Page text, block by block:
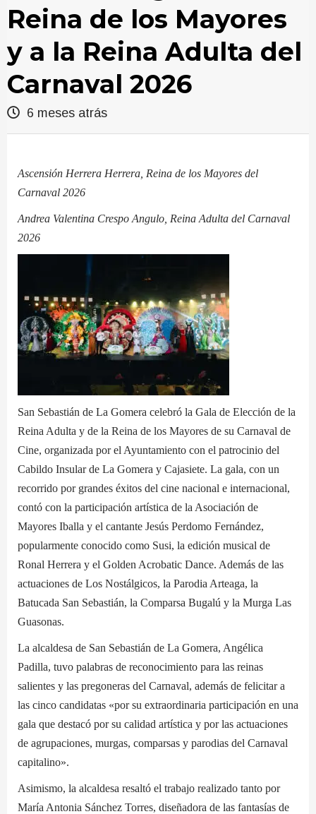
Reina de los Mayores
y a la Reina Adulta del
Carnaval 2026
6 meses atrás
Ascensión Herrera Herrera, Reina de los Mayores del
Carnaval 2026
Andrea Valentina Crespo Angulo, Reina Adulta del Carnaval
2026
San Sebastián de La Gomera celebró la Gala de Elección de la
Reina Adulta y de la Reina de los Mayores de su Carnaval de
Cine, organizada por el Ayuntamiento con el patrocinio del
Cabildo Insular de La Gomera y Cajasiete. La gala, con un
recorrido por grandes éxitos del cine nacional e internacional,
contó con la participación artística de la Asociación de
Mayores Iballa y el cantante Jesús Perdomo Fernández,
popularmente conocido como Susi, la edición musical de
Ronal Herrera y el Golden Acrobatic Dance. Además de las
actuaciones de Los Nostálgicos, la Parodia Arteaga, la
Batucada San Sebastián, la Comparsa Bugalú y la Murga Las
Guasonas.
La alcaldesa de San Sebastián de La Gomera, Angélica
Padilla, tuvo palabras de reconocimiento para las reinas
salientes y las pregoneras del Carnaval, además de felicitar a
las cinco candidatas «por su extraordinaria participación en una
gala que destacó por su calidad artística y por las actuaciones
de agrupaciones, murgas, comparsas y parodias del Carnaval
capitalino».
Asimismo, la alcaldesa resaltó el trabajo realizado tanto por
María Antonia Sánchez Torres, diseñadora de las fantasías de